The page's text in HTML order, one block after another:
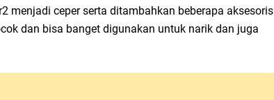
menjadi ceper serta ditambahkan beberapa aksesoris
dan bisa banget digunakan untuk narik dan juga